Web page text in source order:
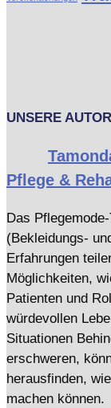
UNSERE
Pflege &
Das
(Bekleidungs-
Erfahrungen
Möglichkeiten,
Patienten und
würdevollen
Situationen
erschweren,
herausfinden,
machen können.